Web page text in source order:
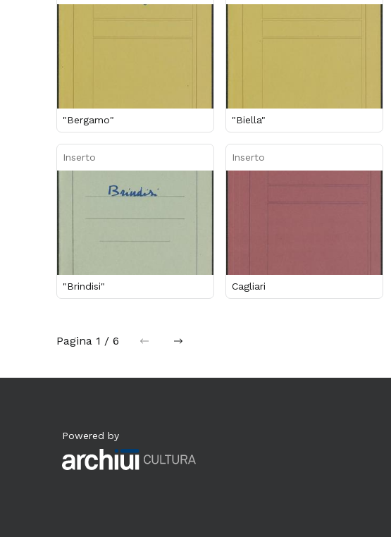
"Bergamo" "Biella"
Inserto
"Brindisi"
Inserto
Cagliari
Pagina 1 / 6 precedentesuccessiva
Powered by
Archiui